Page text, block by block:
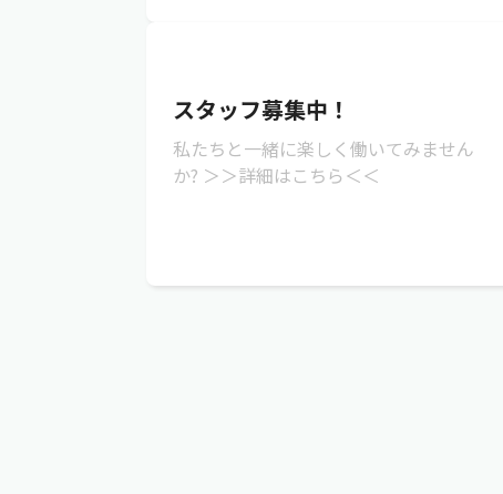
スタッフ募集中！
私たちと一緒に楽しく働いてみません
か? ＞＞詳細はこちら＜＜